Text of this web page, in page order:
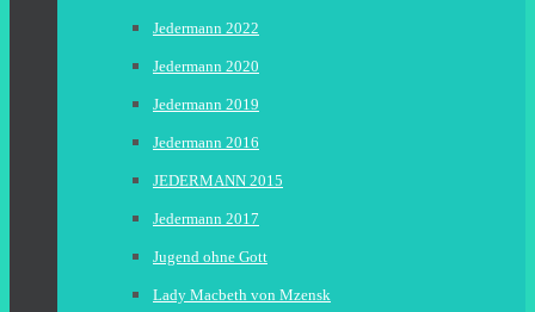
Jedermann 2022
Jedermann 2020
Jedermann 2019
Jedermann 2016
JEDERMANN 2015
Jedermann 2017
Jugend ohne Gott
Lady Macbeth von Mzensk